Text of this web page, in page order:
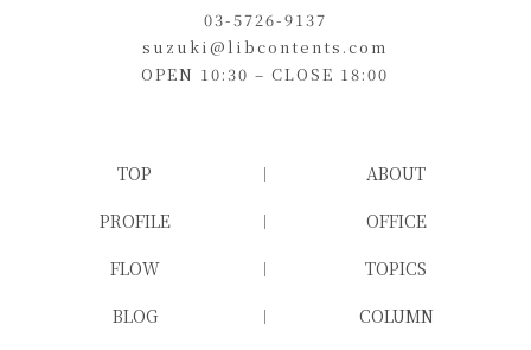
03-5726-9137
suzuki@libcontents.com
OPEN 10:30 – CLOSE 18:00
TOP
ABOUT
PROFILE
OFFICE
FLOW
TOPICS
BLOG
COLUMN